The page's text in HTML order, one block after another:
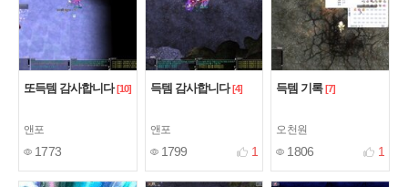
또득템 감사합니다 [10]
앤포
1773
득템 감사합니다 [4]
앤포
1799 1
득템 기록 [7]
오천원
1806 1